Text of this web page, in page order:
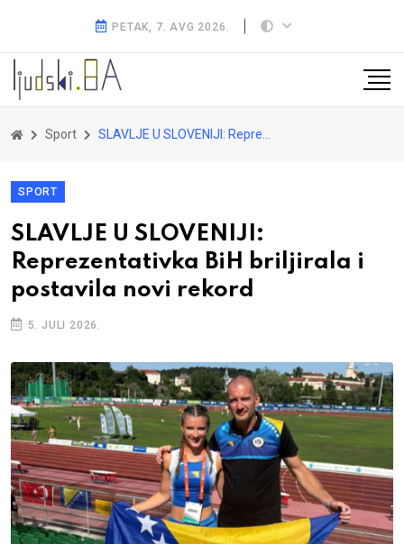
PETAK, 7. AVG 2026.
Sport SLAVLJE U SLOVENIJI: Reprezentativka BiH briljirala i postavila novi rekord
SPORT
SLAVLJE U SLOVENIJI:
Reprezentativka BiH briljirala i
postavila novi rekord
5. JULI 2026.